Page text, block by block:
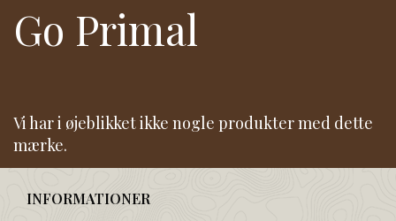
Go Primal
Vi har i øjeblikket ikke nogle produkter med dette
mærke.
INFORMATIONER